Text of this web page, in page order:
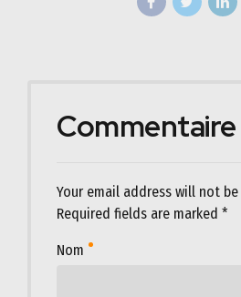
Commentaire
Your email address will not
Required fields are marked *
Nom